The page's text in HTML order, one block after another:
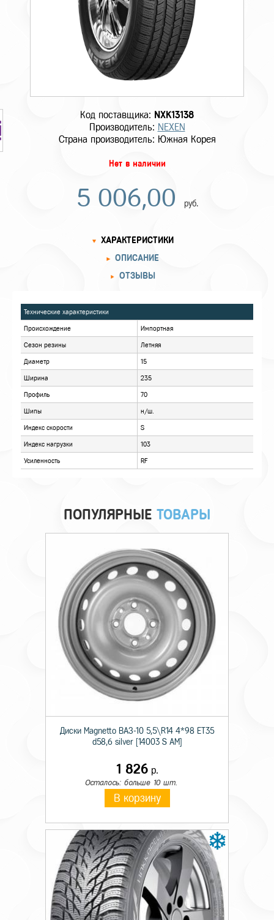
Код поставщика: NXK13138
Производитель: NEXEN
Страна производитель: Южная Корея
Нет в наличии
5 006,00 руб.
ОПИСАНИЕ
ОТЗЫВЫ
Технические характеристики
Происхождение Импортная
Сезон резины
Ширина 235
Индекс нагрузки 103
Усиленность RF
ПОПУЛЯРНЫЕ ТОВАРЫ
Диски Magnetto ВАЗ-10 5,5\R14 4*98 ET35
d58,6 silver [14003 S AM]
1 826р.
Осталось: больше 10 шт.
В корзину